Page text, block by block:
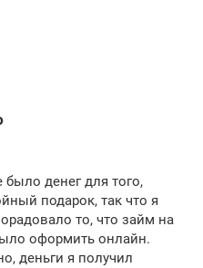
денег для того,
подарок, так что я
то, что займ на
оформить онлайн.
деньги я получил